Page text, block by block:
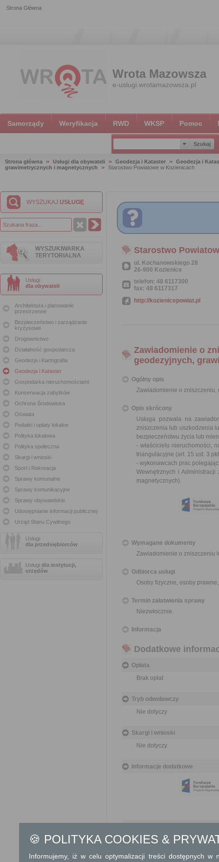
Strona Główna
Wrota Mazowsza
e-uslugi.wrotamazowsza.pl
Samorządy Weryfikacja RWD WKSP Pomoc
Strona główna Usługi dla obywateli Geodezja i Kataster
Geodezja i
grawimetrycznych i magnetycznych
Starostwo Powiatowe w Kozienicach
WYSZUKAJ USŁUGĘ
WYSZUKIWARKA
TERYTORIALNA
Usługi
dla obywateli
Architektura i planowanie
przestrzenne
Bezpieczeństwo i zarządzanie
kryzysowe
Drogownictwo
Działalność gospodarcza
Geodezja i Kartografia
Geodezja i Kataster
Gospodarka nieruchomościami
Konserwacja zabytków
Ochrona Środowiska
Oświata
Podatki i opłaty lokalne
Polityka lokalowa
Polityka społeczna
Skargi i wnioski
Sport i Rekreacja
Sprawy komunalne
Sprawy komunikacyjne
Sprawy obywatelskie
Udostępnianie informacji publicznej
Urząd Stanu Cywilnego
Usługi
dla przedsiębiorców
Usługi dla instytucji,
urzędów
Starostwo
ul. Kochanowskiego 28
26-900 Kozienice
telefon: 48 6117300
fax: 48 6117317
http://kozienicepowiat.pl
Zawiadomienie o
geodezyjnych,
Ogólny opis
Zawiadomienie o zniszczeniu,
Opis skrócony
Usługa pozwala na
zniszczenia lub uszkodzenia
bezpieczeństwu życia lub
- właścicielu nieruchomości,
triangulacyjne (art. 15 ust. 3
- wykonawcach prac
Wewnętrznych i
magnetycznych).
Wymagane dokumenty
Zawiadomienie o zniszczeniu
Odbiorca usługi
Osoby fizyczne, osoby
Termin załatwienia sprawy
Niezwłocznie.
Informacja
Dodatkowe
Opłata
Brak opłat
Tryb odwoławczy
Nie dotyczy
Skargi i wnioski
Nie dotyczy
Informacje dodatkowe
Ustawa z dnia 17
geodezyjnych,
🍪 POLITYKA COOKIES &
Informujemy, iż w celu optymalizacji treści dostępnych w